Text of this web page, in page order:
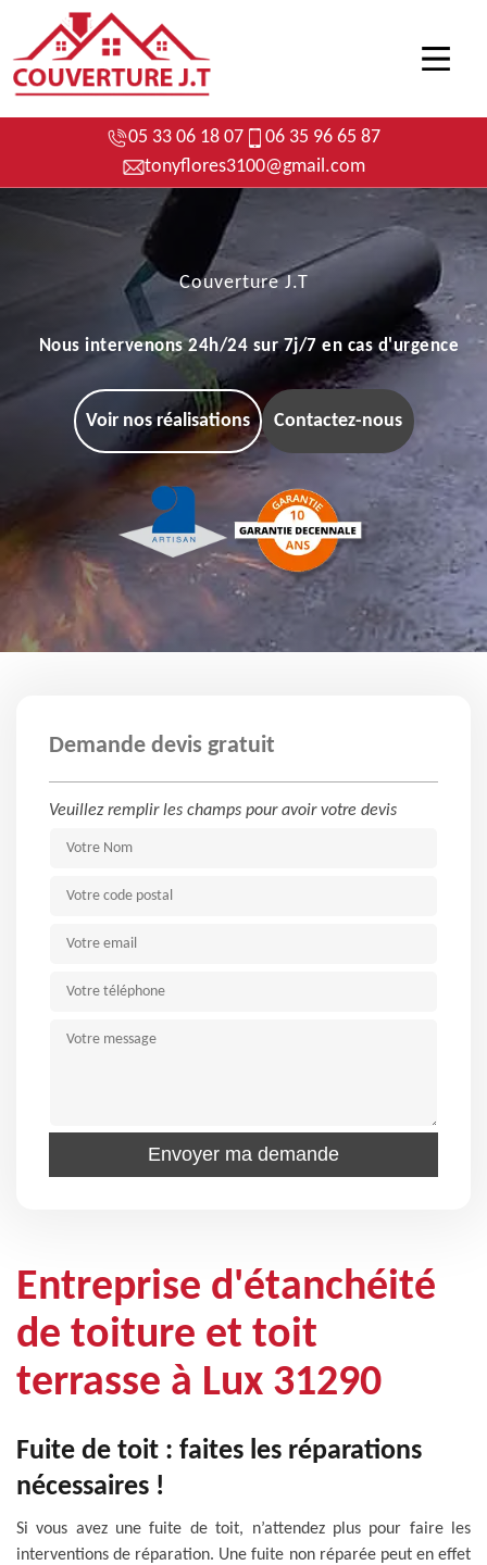
05 33 06 18 07
06 35 96 65 87
tonyflores3100@gmail.com
Couverture J.T
Nous intervenons 24h/24 sur 7j/7 en cas d'urgence
Voir nos réalisations Contactez-nous
Demande devis gratuit
Veuillez remplir les champs pour avoir votre devis
Entreprise d'étanchéité
de toiture et toit
terrasse à Lux 31290
Fuite de toit : faites les réparations
nécessaires !
Si vous avez une fuite de toit, n’attendez plus pour faire les
interventions de réparation. Une fuite non réparée peut en effet